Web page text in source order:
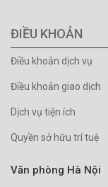
ĐIỀU KHOẢN
Điều khoản dịch vụ
Điều khoản giao dịch
Dịch vụ tiện ích
Quyền sở hữu trí tuệ
Văn phòng Hà Nội